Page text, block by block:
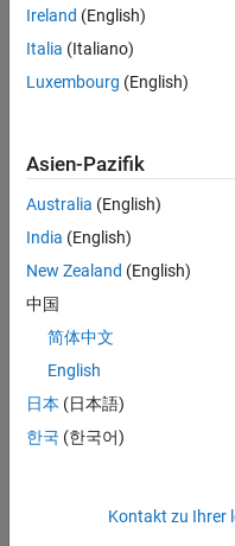
oder
alle
Stellenangebote
anzeigen .
noch
keine
offenen
Stellen
können,
die
Ihren
entsprechen,
werden
unseres
Ireland (English)
Italia (Italiano)
Luxembourg (English)
Asien-Pazifik
Australia (English)
India (English)
New Zealand (English)
中国
简体中文
English
日本 (日本語)
한국 (한국어)
Kontakt zu Ihrer